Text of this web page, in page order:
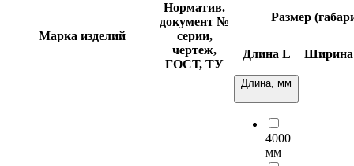
Марка изделий
Норматив.
документ №
серии,
чертеж,
ГОСТ, ТУ
Размер
Длина L
Длина, мм
4000
мм